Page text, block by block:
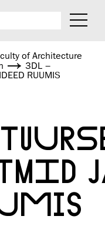
of Architecture
3DL –
RUUMIS